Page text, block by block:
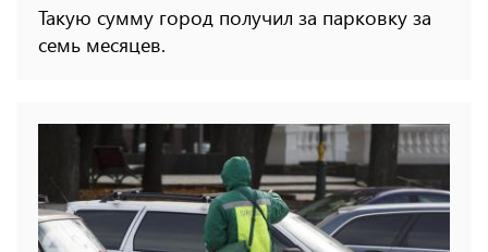
Такую сумму город получил за парковку за
семь месяцев.